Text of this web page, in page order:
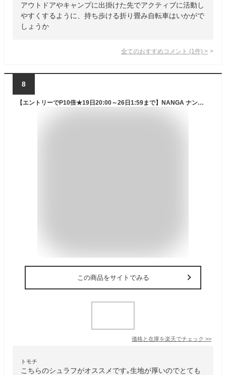
アウトドアやキャンプに出掛けた先でアクティブに活動し
やすくするように、持ち歩ける折り畳み自転車はいかがで
しょうか
全てのおすすめコメント (1 件) >
8
【エントリーでP10倍★19日20:00～26日1:59まで】NANGA ナンガ NANGA Original Schlaf 360 オリジナルシュラフ レギュラー 【アウトドア/キャンプ/登山/コンパクト/ダウン/軽量/マミー型/寝袋/スリーピングバッグ/防災】
この商品をサイトでみる
価格と在庫を楽天でチェック >>
トモチ
こちらのシュラフがオススメです｡生地が厚いのでとても